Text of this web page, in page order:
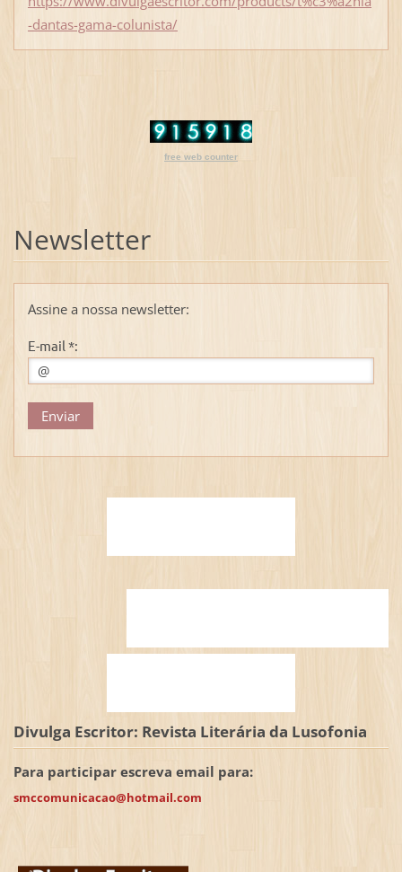
-dantas-gama-colunista/
free web counter
Newsletter
Assine a nossa newsletter:
E-mail *:
Divulga Escritor: Revista Literária da Lusofonia
Para participar escreva email para:
smccomunicacao@hotmail.com